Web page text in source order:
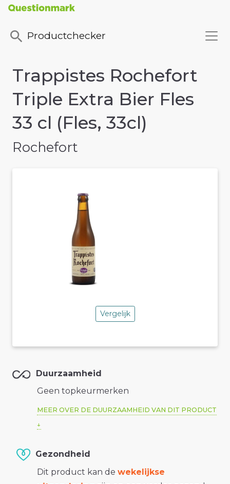
Productchecker
Trappistes Rochefort
Triple Extra Bier Fles
33 cl (Fles, 33cl)
Rochefort
Vergelijk
Duurzaamheid
Geen topkeurmerken
MEER OVER DE DUURZAAMHEID VAN DIT PRODUCT
Gezondheid
Dit product kan de wekelijkse